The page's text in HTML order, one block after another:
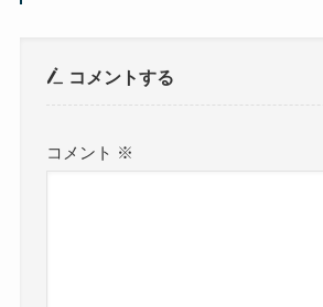
コメントする
コメント ※